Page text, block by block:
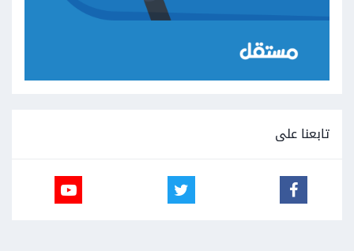
تابعنا على